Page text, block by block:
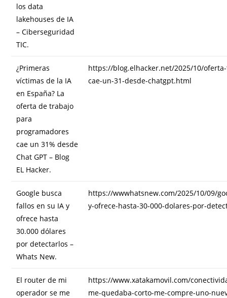
los data
lakehouses de IA
– Ciberseguridad
TIC.
¿Primeras
víctimas de la IA
en España? La
oferta de trabajo
para
programadores
cae un 31% desde
Chat GPT – Blog
EL Hacker.
https://blog.elhacker.net/2025/10/
cae-un-31-desde-chatgpt.html
Google busca
fallos en su IA y
ofrece hasta
30.000 dólares
por detectarlos –
Whats New.
https://wwwhatsnew.com/2025/10/09/
y-ofrece-hasta-30-000-dolares-por-
El router de mi
operador se me
https://www.xatakamovil.com/
me-quedaba-corto-me-compre-uno-